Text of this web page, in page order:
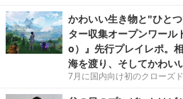
かわいい生き物と"ひと
ター収集オープンワー
o）』先行プレイレポ。
海を渡り、そしてかわい
7月に国内向け初のクローズ